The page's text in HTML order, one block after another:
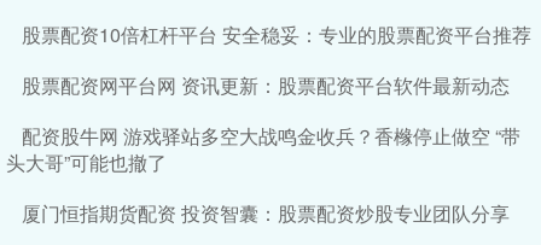
股票配资10倍杠杆平台 安全稳妥：专业的股票配资平台推荐
股票配资网平台网 资讯更新：股票配资平台软件最新动态
配资股牛网 游戏驿站多空大战鸣金收兵？香橼停止做空 “带
头大哥”可能也撤了
厦门恒指期货配资 投资智囊：股票配资炒股专业团队分享